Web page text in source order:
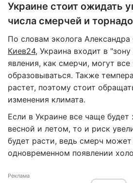
Украине стоит ожидать
числа смерчей и торнадо
По словам эколога
Киев24, Украина входит в
явления, как смерчи, могут
образовываться. Также
растет, поэтому стоит
изменения климата.
Если в Украине все чаще будет
весной и летом, то и риск
будет расти, ведь смерч может
одновременном появлении
Реклама